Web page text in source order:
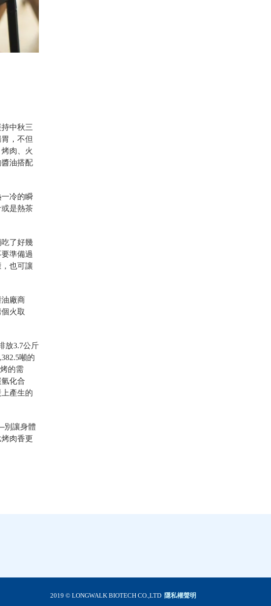
中秋三
，不但
肉、火
油搭配
冷的瞬
是熱茶
了好幾
準備過
也可讓
廠商
火取
放3.7公斤
噸的
的需
化合
產生的
別讓身體
肉香更
2019 © LONGWALK BIOTECH CO.,LTD 隱私權聲明